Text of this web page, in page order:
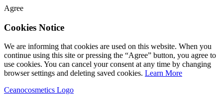
Agree
Cookies Notice
We are informing that cookies are used on this website. When you
continue using this site or pressing the “Agree” button, you agree to
use cookies. You can cancel your consent at any time by changing
browser settings and deleting saved cookies. Learn More
Ceanocosmetics Logo